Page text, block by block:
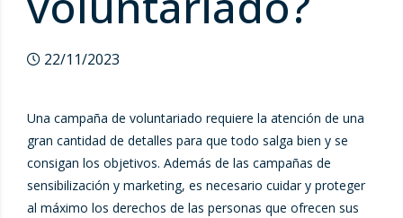
22/11/2023
Una campaña de voluntariado requiere la atención de una
gran cantidad de detalles para que todo salga bien y se
consigan los objetivos. Además de las campañas de
sensibilización y marketing, es necesario cuidar y proteger
al máximo los derechos de las personas que ofrecen sus